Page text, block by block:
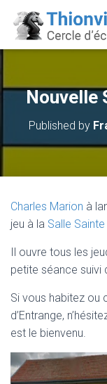
Nouvelle
Published by
Charles Marion à
jeu à la Salle
Il ouvre tous les
petite séance suivi
Si vous habitez ou
d’Entrange,
est le bienvenu.